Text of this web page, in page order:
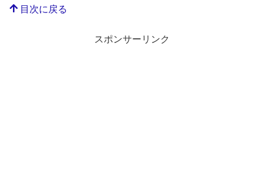
目次に戻る
スポンサーリンク